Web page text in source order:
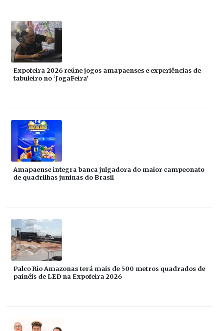
Expofeira 2026 reúne jogos amapaenses e experiências de
tabuleiro no ‘JogaFeira’
Amapaense integra banca julgadora do maior campeonato
de quadrilhas juninas do Brasil
Palco Rio Amazonas terá mais de 500 metros quadrados de
painéis de LED na Expofeira 2026